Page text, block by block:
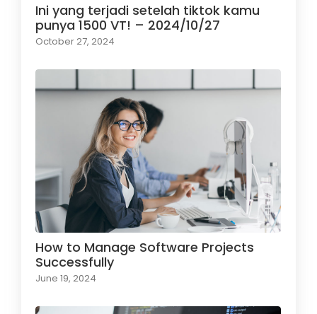
Ini yang terjadi setelah tiktok kamu
punya 1500 VT! – 2024/10/27
October 27, 2024
How to Manage Software Projects
Successfully
June 19, 2024